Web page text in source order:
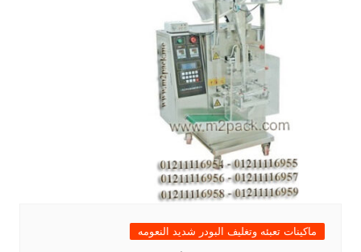
ماكينات تعبئه وتغليف البودر شديد النعومه